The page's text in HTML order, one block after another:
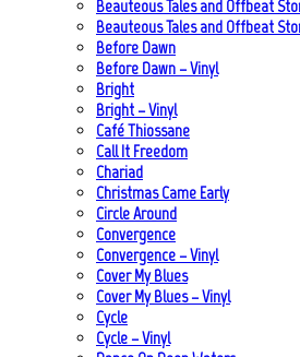
Beauteous Tales and Offbeat
Beauteous Tales and Offbeat
Before Dawn
Before Dawn – Vinyl
Bright
Bright – Vinyl
Café Thiossane
Call It Freedom
Chariad
Christmas Came Early
Circle Around
Convergence
Convergence – Vinyl
Cover My Blues
Cover My Blues – Vinyl
Cycle
Cycle – Vinyl